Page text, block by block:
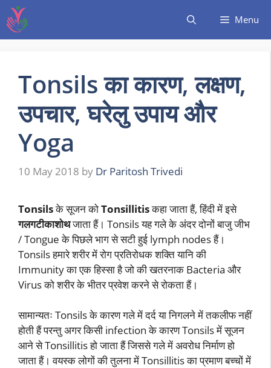
Menu
Tonsils का कारण, लक्षण,
उपचार, घरेलु उपाय और
Yoga
10 May 2018 by Dr Paritosh Trivedi
Tonsilsके सूजन कोTonsillitisकहा जाता हैं, हिंदी में इसे
गलगटीकाशोथजाता हैं। Tonsils यह गले के अंदर दोनों बाजु जीभ
/ Tongue के पिछले भाग से सटी हुई lymph nodes हैं।
Tonsils हमारे शरीर में रोग प्रतिरोधक शक्ति यानि की
Immunity का एक हिस्सा है जो की खतरनाक Bacteria और
Virus को शरीर के भीतर प्रवेश करने से रोकता हैं।
सामान्यतः Tonsils के कारण गले में दर्द या निगलने में तकलीफ नहीं
होती हैं परन्तु अगर किसी infection के कारण Tonsils में सूजन
आने से Tonsillitis हो जाता हैं जिससे गले में अवरोध निर्माण हो
जाता हैं। वयस्क लोगों की तुलना में Tonsillitis का प्रमाण बच्चों में